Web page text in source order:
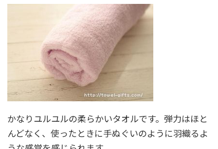
かなりユルユルの柔らかいタオルです。弾力はほと
んどなく、使ったときに手ぬぐいのように羽織るよ